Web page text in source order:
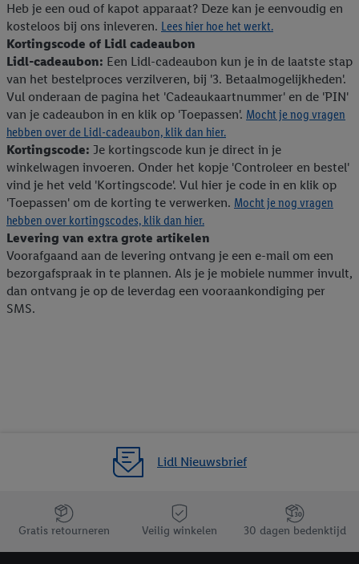
Heb je een oud of kapot apparaat? Deze kan je eenvoudig en
kosteloos bij ons inleveren. Lees hier hoe het werkt.
Kortingscode of Lidl cadeaubon
Lidl-cadeaubon: Een Lidl-cadeaubon kun je in de laatste stap
van het bestelproces verzilveren, bij '3. Betaalmogelijkheden'.
Vul onderaan de pagina het 'Cadeaukaartnummer' en de 'PIN'
van je cadeaubon in en klik op 'Toepassen'. Mocht je nog vragen
hebben over de Lidl-cadeaubon, klik dan hier.
Kortingscode: Je kortingscode kun je direct in je
winkelwagen invoeren. Onder het kopje 'Controleer en bestel'
vind je het veld 'Kortingscode'. Vul hier je code in en klik op
'Toepassen' om de korting te verwerken. Mocht je nog vragen
hebben over kortingscodes, klik dan hier.
Levering van extra grote artikelen
Voorafgaand aan de levering ontvang je een e-mail om een
bezorgafspraak in te plannen. Als je je mobiele nummer invult,
dan ontvang je op de leverdag een vooraankondiging per
SMS.
Lidl Nieuwsbrief
Jouw voordelen bij ons als Lidl webshop klant
Gratis retourneren Veilig winkelen 30 dagen bedenktijd